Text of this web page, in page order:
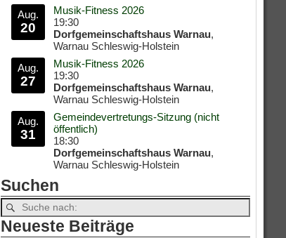
Aug.
20
Musik-Fitness 2026
19:30
Dorfgemeinschaftshaus Warnau,
Warnau Schleswig-Holstein
Aug.
27
Musik-Fitness 2026
19:30
Dorfgemeinschaftshaus Warnau,
Warnau Schleswig-Holstein
Aug.
31
Gemeindevertretungs-Sitzung (nicht
öffentlich)
18:30
Dorfgemeinschaftshaus Warnau,
Warnau Schleswig-Holstein
Suchen
Neueste Beiträge